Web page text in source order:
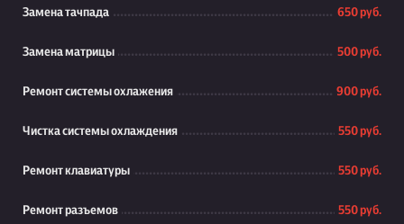
Замена тачпада 650 руб.
Замена матрицы 500 руб.
Ремонт системы охлажения 900 руб.
Чистка системы охлаждения 550 руб.
Ремонт клавиатуры 550 руб.
Ремонт разъемов 550 руб.